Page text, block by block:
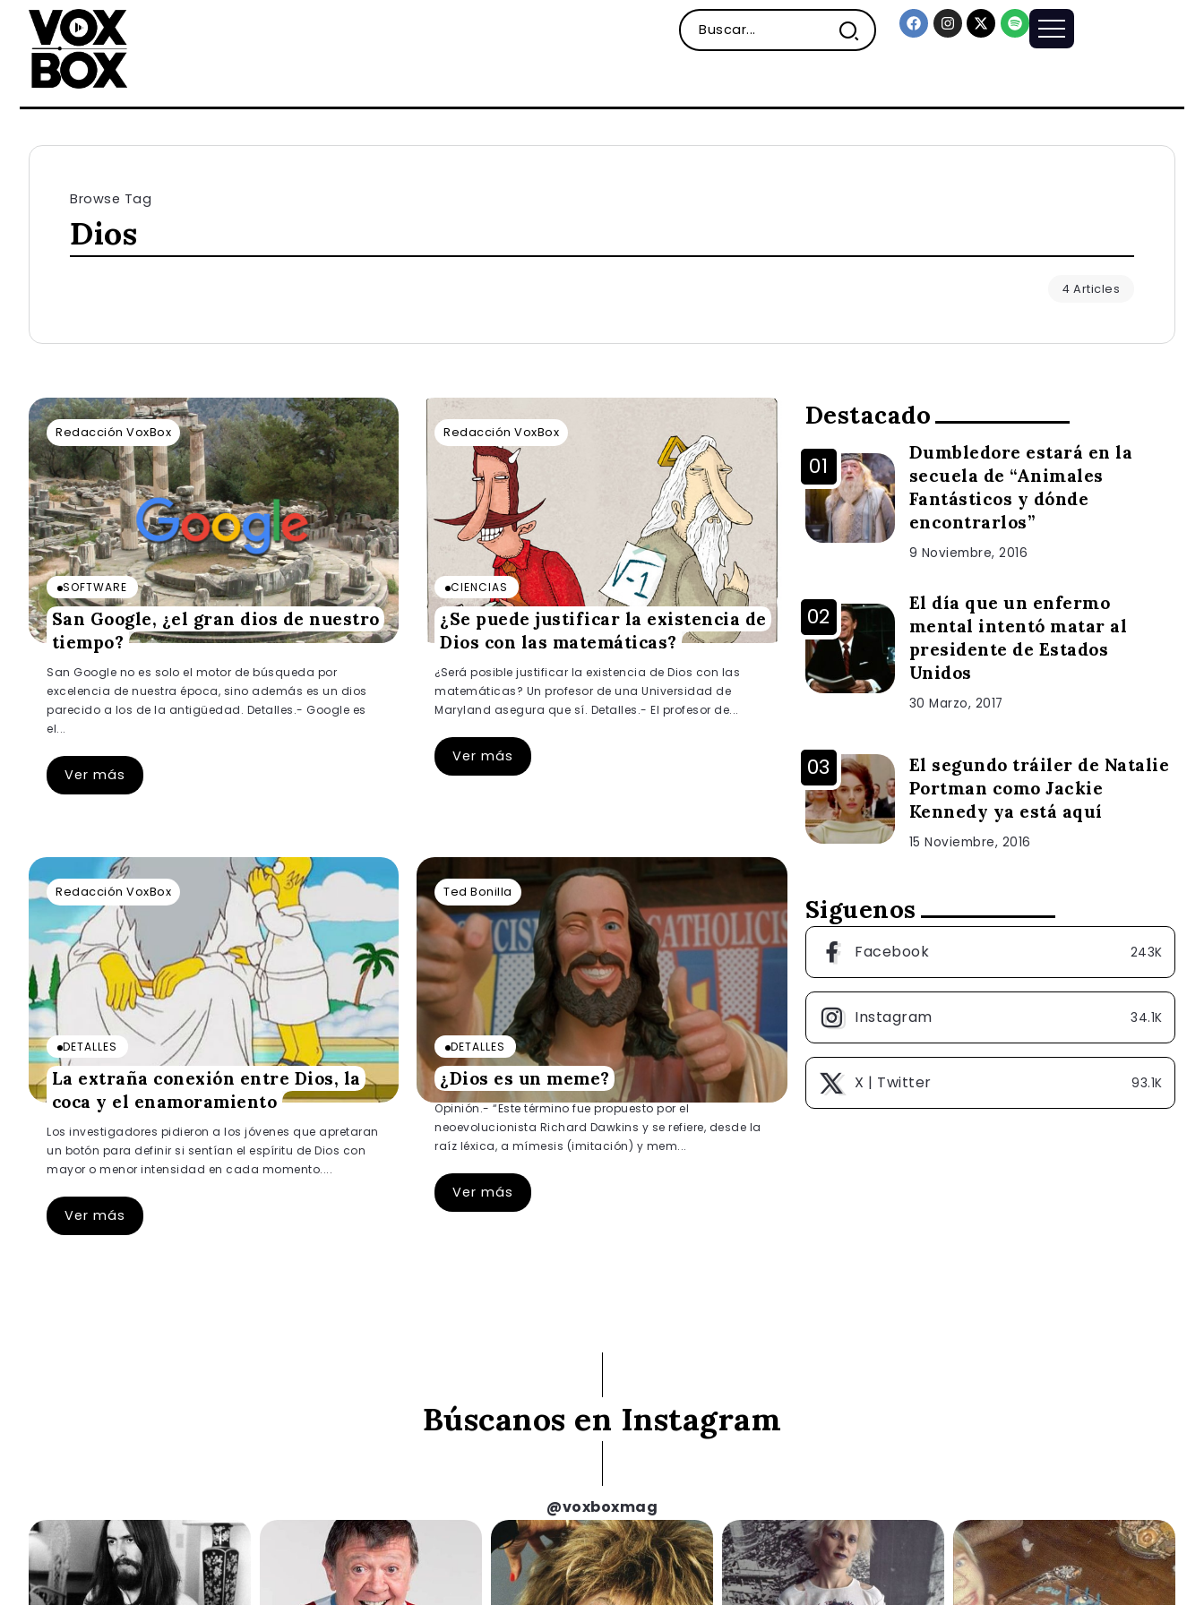
Browse Tag
Dios
4 Articles
Redacción VoxBox
SOFTWARE
San Google, ¿el gran dios de nuestro
tiempo?
San Google no es solo el motor de búsqueda por
excelencia de nuestra época, sino además es un dios
parecido a los de la antigüedad. Detalles.- Google es
el...
Ver más
Redacción VoxBox
CIENCIAS
¿Se puede justificar la existencia de
Dios con las matemáticas?
¿Será posible justificar la existencia de Dios con las
matemáticas? Un profesor de una Universidad de
Maryland asegura que sí. Detalles.- El profesor de...
Ver más
Redacción VoxBox
DETALLES
La extraña conexión entre Dios, la
coca y el enamoramiento
Los investigadores pidieron a los jóvenes que apretaran
un botón para definir si sentían el espíritu de Dios con
mayor o menor intensidad en cada momento....
Ver más
Ted Bonilla
DETALLES
¿Dios es un meme?
Opinión.- “Este término fue propuesto por el
neoevolucionista Richard Dawkins y se refiere, desde la
raíz léxica, a mímesis (imitación) y mem...
Ver más
Destacado
Dumbledore estará en la
secuela de “Animales
Fantásticos y dónde
encontrarlos”
9 Noviembre, 2016
El día que un enfermo
mental intentó matar al
presidente de Estados
Unidos
30 Marzo, 2017
El segundo tráiler de Natalie
Portman como Jackie
Kennedy ya está aquí
15 Noviembre, 2016
Siguenos
Facebook 243K
Instagram 34.1K
X | Twitter 93.1K
Búscanos en Instagram
@voxboxmag